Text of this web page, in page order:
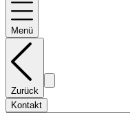
Menü
Zurück
Kontakt